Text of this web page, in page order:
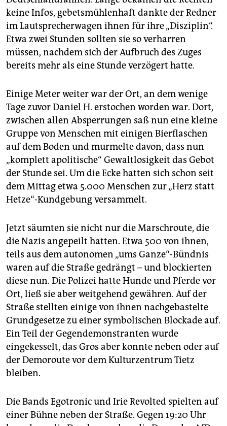
keine Infos, gebetsmühlenhaft dankte der Redner
im Lautsprecherwagen ihnen für ihre „Disziplin“.
Etwa zwei Stunden sollten sie so verharren
müssen, nachdem sich der Aufbruch des Zuges
bereits mehr als eine Stunde verzögert hatte.
Einige Meter weiter war der Ort, an dem wenige
Tage zuvor Daniel H. erstochen worden war. Dort,
zwischen allen Absperrungen saß nun eine kleine
Gruppe von Menschen mit einigen Bierflaschen
auf dem Boden und murmelte davon, dass nun
„komplett apolitische“ Gewaltlosigkeit das Gebot
der Stunde sei. Um die Ecke hatten sich schon seit
dem Mittag etwa 5.000 Menschen zur „Herz statt
Hetze“-Kundgebung versammelt.
Jetzt säumten sie nicht nur die Marschroute, die
die Nazis angepeilt hatten. Etwa 500 von ihnen,
teils aus dem autonomen „ums Ganze“-Bündnis
waren auf die Straße gedrängt – und blockierten
diese nun. Die Polizei hatte Hunde und Pferde vor
Ort, ließ sie aber weitgehend gewähren. Auf der
Straße stellten einige von ihnen nachgebastelte
Grundgesetze zu einer symbolischen Blockade auf.
Ein Teil der Gegendemonstranten wurde
eingekesselt, das Gros aber konnte neben oder auf
der Demoroute vor dem Kulturzentrum Tietz
bleiben.
Die Bands Egotronic und Irie Revolted spielten auf
einer Bühne neben der Straße. Gegen 19:20 Uhr